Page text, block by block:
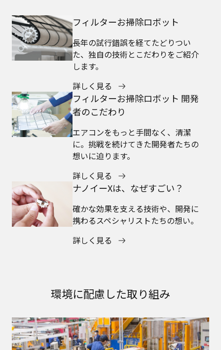
フィルターお掃除ロボット
長年の試行錯誤を経てたどりつい
た、独自の技術とこだわりをご紹介
します。
詳しく見る
フィルターお掃除ロボット 開発
者のこだわり
エアコンをもっと手間なく、清潔
に。挑戦を続けてきた開発者たちの
想いに迫ります。
詳しく見る
ナノイーXは、なぜすごい？
確かな効果を支える技術や、開発に
携わるスペシャリストたちの想い。
詳しく見る
環境に配慮した取り組み